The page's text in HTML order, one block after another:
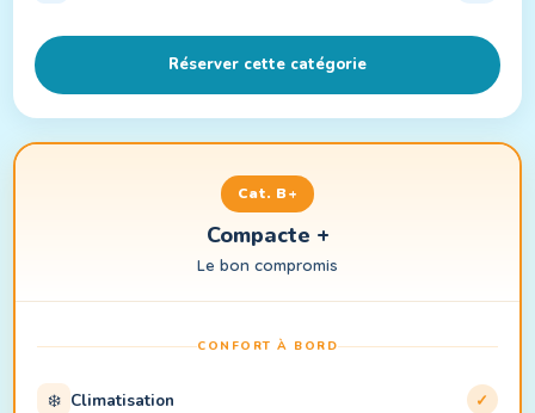
Réserver cette catégorie
Cat. B+
Compacte +
Le bon compromis
CONFORT À BORD
❄️ Climatisation ✓